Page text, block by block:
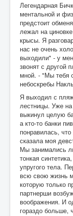
Легендарная
ментальной и
предстоит
лежал на
крысы. Я
нас не очень
выходили" - у
звонят с другой
мной. - "Мы тебя
небоскребы
Я выходил с
лестницы. Уже
выкинул целую
а кто-то банки
понравилась,
сказала моя
Мы занимались
тонкая
упругого тела.
всю свою жизнь
которую только
партнерши
воображения. И
гораздо больше,